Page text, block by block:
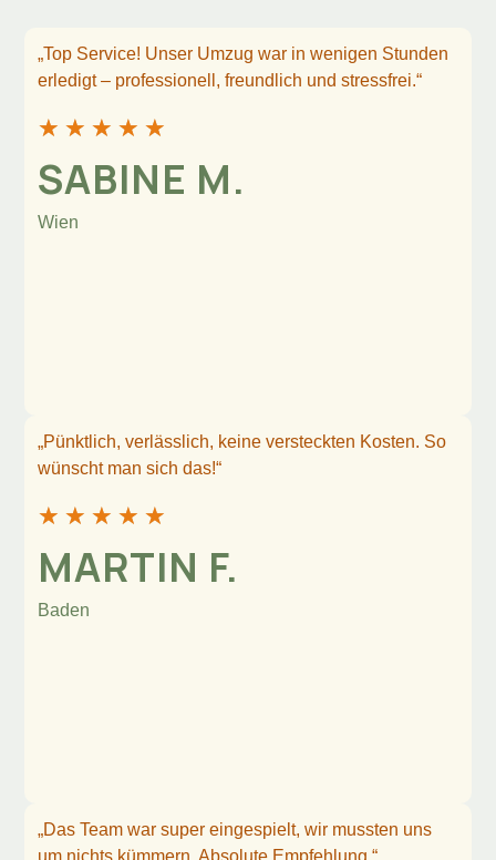
„Top Service! Unser Umzug war in wenigen Stunden
erledigt – professionell, freundlich und stressfrei.“
★ ★ ★ ★ ★
SABINE M.
Wien
„Pünktlich, verlässlich, keine versteckten Kosten. So
wünscht man sich das!“
★ ★ ★ ★ ★
MARTIN F.
Baden
„Das Team war super eingespielt, wir mussten uns
um nichts kümmern. Absolute Empfehlung.“